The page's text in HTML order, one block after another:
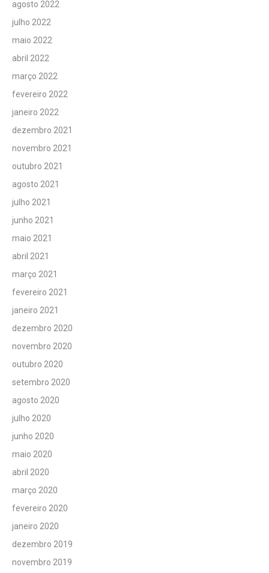
agosto 2022
julho 2022
maio 2022
abril 2022
março 2022
fevereiro 2022
janeiro 2022
dezembro 2021
novembro 2021
outubro 2021
agosto 2021
julho 2021
junho 2021
maio 2021
abril 2021
março 2021
fevereiro 2021
janeiro 2021
dezembro 2020
novembro 2020
outubro 2020
setembro 2020
agosto 2020
julho 2020
junho 2020
maio 2020
abril 2020
março 2020
fevereiro 2020
janeiro 2020
dezembro 2019
novembro 2019